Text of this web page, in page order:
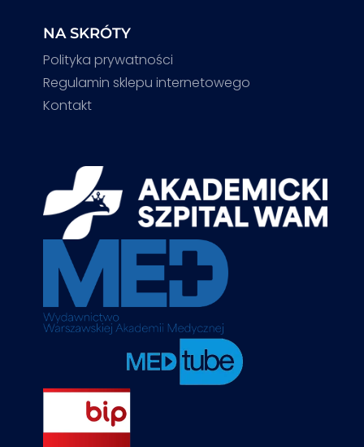
NA SKRÓTY
Polityka prywatności
Regulamin sklepu internetowego
Kontakt